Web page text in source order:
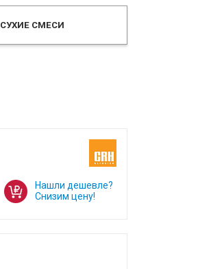
СУХИЕ СМЕСИ
Нашли дешевле?
Снизим цену!